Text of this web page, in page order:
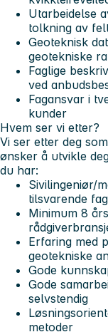
Utarbeidelse
tolkning av
Geoteknisk
geotekniske
Faglige
ved
Fagansvar i
kunder
Hvem ser vi etter?
Vi ser etter deg
ønsker å utvikle
du har:
Sivilingeniør/
tilsvarende
Minimum 8
Erfaring med
geotekniske
Gode
Gode
selvstendig
metoder